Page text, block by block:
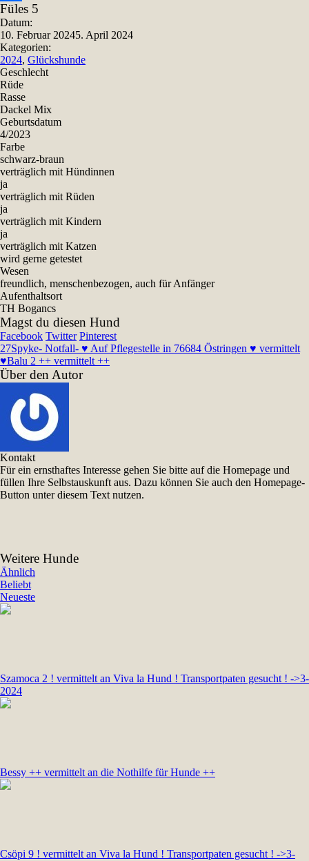
Teilen
Füles 5
Datum:
10. Februar 20245. April 2024
Kategorien:
2024, Glückshunde
Geschlecht
Rüde
Rasse
Dackel Mix
Geburtsdatum
4/2023
Farbe
schwarz-braun
verträglich mit Hündinnen
ja
verträglich mit Rüden
ja
verträglich mit Kindern
ja
verträglich mit Katzen
wird gerne getestet
Wesen
freundlich, menschenbezogen, auch für Anfänger
Aufenthaltsort
TH Bogancs
Magst du diesen Hund
Facebook Twitter Pinterest
27Spyke- Notfall- ♥ Auf Pflegestelle in 76684 Östringen ♥ vermittelt
♥Balu 2 ++ vermittelt ++
Über den Autor
Kontakt
Für ein ernsthaftes Interesse gehen Sie bitte auf die Homepage und
füllen Ihre Selbstauskunft aus. Dazu können Sie auch den Homepage-
Button unter diesem Text nutzen.
Weitere Hunde
Ähnlich
Beliebt
Neueste
Szamoca 2 ! vermittelt an Viva la Hund ! Transportpaten gesucht ! ->3-
2024
Bessy ++ vermittelt an die Nothilfe für Hunde ++
Csöpi 9 ! vermittelt an Viva la Hund ! Transportpaten gesucht ! ->3-